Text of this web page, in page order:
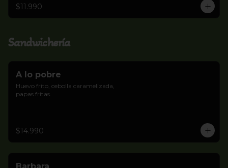
$11.990
Sandwichería
A lo pobre
Huevo frito, cebolla caramelizada,
papas fritas.
$14.990